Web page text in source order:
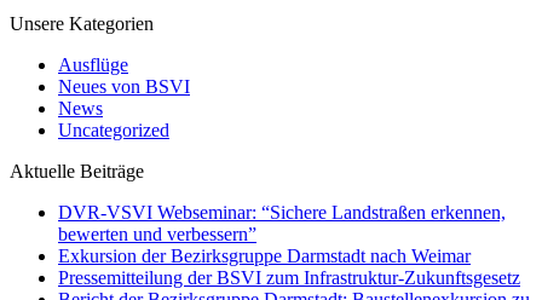
Unsere Kategorien
Ausflüge
Neues von BSVI
News
Uncategorized
Aktuelle Beiträge
DVR-VSVI Webseminar: “Sichere Landstraßen erkennen,
bewerten und verbessern”
Exkursion der Bezirksgruppe Darmstadt nach Weimar
Pressemitteilung der BSVI zum Infrastruktur-Zukunftsgesetz